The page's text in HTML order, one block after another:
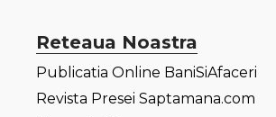
Reteaua Noastra
Publicatia Online BaniSiAfaceri
Revista Presei Saptamana.com